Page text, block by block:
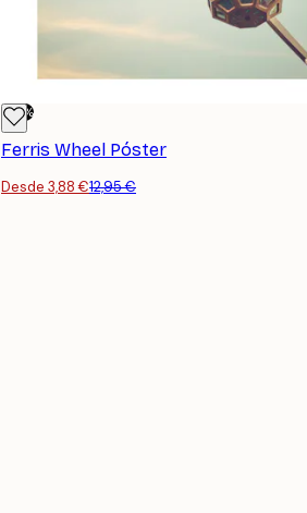
-70%
Ferris Wheel Póster
Desde 3,88 €12,95 €